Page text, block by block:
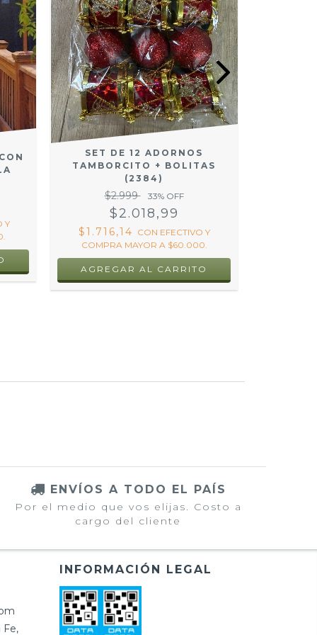
Y
SET DE 12 ADORNOS
TAMBORCITO + BOLITAS
(2384)
$2.999 33% OFF
$2.018,99
$1.716,14 CON EFECTIVO Y
COMPRA MAYOR A $60.000.
ENVÍOS A TODO EL PAÍS
Por el medio que vos elijas. Costo a
cargo del cliente
Fe,
INFORMACIÓN LEGAL